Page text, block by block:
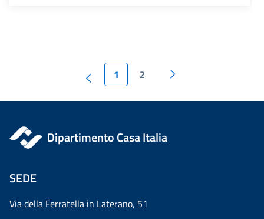
1 2
Dipartimento Casa Italia
SEDE
Via della Ferratella in Laterano, 51